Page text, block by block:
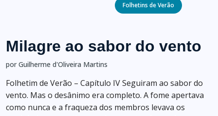
Folhetins de Verão
Milagre ao sabor do vento
por Guilherme d'Oliveira Martins
Folhetim de Verão – Capítulo IV Seguiram ao sabor do
vento. Mas o desânimo era completo. A fome apertava
como nunca e a fraqueza dos membros levava os